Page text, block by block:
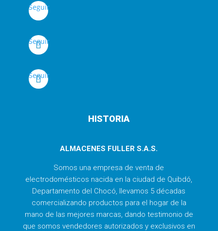
Seguir
Seguir
Seguir
HISTORIA
ALMACENES FULLER S.A.S.
Somos una empresa de venta de
electrodomésticos nacida en la ciudad de Quibdó,
Departamento del Chocó, llevamos 5 décadas
comercializando productos para el hogar de la
mano de las mejores marcas, dando testimonio de
que somos vendedores autorizados y exclusivos en